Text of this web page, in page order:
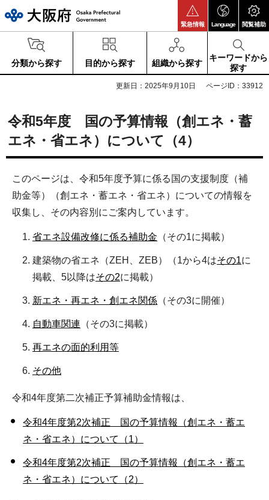
緊急情報 Language 閲覧補助
分類から探す 目的から探す 組織から探す
キーワードから
探す
更新日：2025年9月10日 ページID：33912
令和5年度 国の予算情報（創エネ・蓄
エネ・省エネ）について（4）
このページは、令和5年度予算に係る国の支援制度（補
助金等）（創エネ・蓄エネ・省エネ）についての情報を
収集し、その内容別にご案内しています。
省エネ設備改修に係る補助金 （その1に掲載）
建築物の省エネ（ZEH、ZEB）（1から4はその1に
掲載、5以降はその2に掲載）
新エネ・再エネ・創エネ関係 （その3に開催）
自動車関連 （その3に掲載）
再エネの面的利用等
その他
令和4年度第二次補正予算補助金情報は、
令和4年度第2次補正 国の予算情報（創エネ・蓄エ
ネ・省エネ）について（1）
令和4年度第2次補正 国の予算情報（創エネ・蓄エ
ネ・省エネ）について（2）